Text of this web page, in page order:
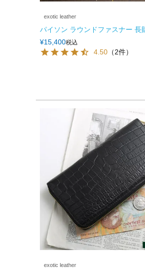
exotic leather
パイソン ラウンドファスナー 長
¥15,400税込
4.50 （2件）
exotic leather